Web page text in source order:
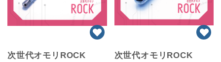
次世代オモリROCK
次世代オモリROCK